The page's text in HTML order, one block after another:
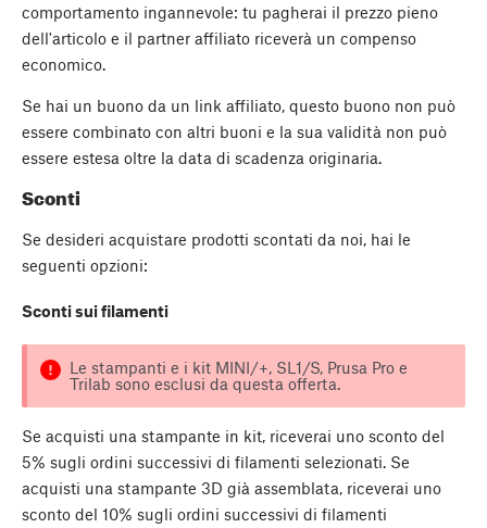
comportamento ingannevole: tu pagherai il prezzo pieno
dell'articolo e il partner affiliato riceverà un compenso
economico.
Se hai un buono da un link affiliato, questo buono non può
essere combinato con altri buoni e la sua validità non può
essere estesa oltre la data di scadenza originaria.
Sconti
Se desideri acquistare prodotti scontati da noi, hai le
seguenti opzioni:
Sconti sui filamenti
Le stampanti e i kit MINI/+, SL1/S, Prusa Pro e
Trilab sono esclusi da questa offerta.
Se acquisti una stampante in kit, riceverai uno sconto del
5% sugli ordini successivi di filamenti selezionati. Se
acquisti una stampante 3D già assemblata, riceverai uno
sconto del 10% sugli ordini successivi di filamenti